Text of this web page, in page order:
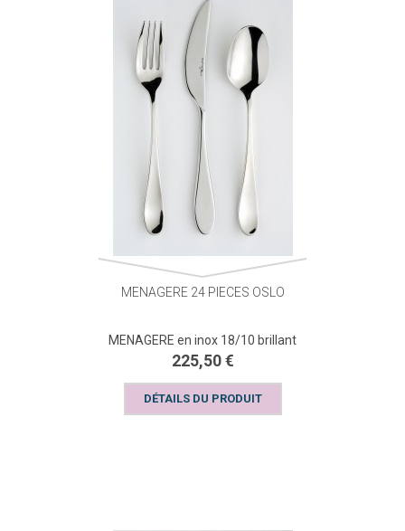
MENAGERE 24 PIECES OSLO
MENAGERE en inox 18/10 brillant
225,50 €
DÉTAILS DU PRODUIT